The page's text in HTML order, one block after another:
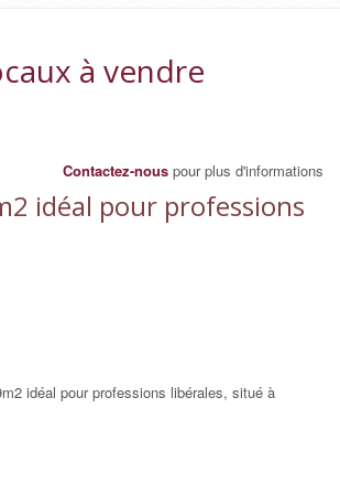
à vendre
Contactez-nous pour plus d'informations
idéal pour professions
idéal pour professions libérales, situé à